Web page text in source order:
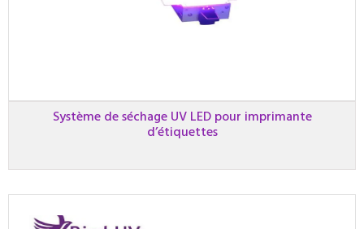
Système de séchage UV LED pour imprimante
d’étiquettes